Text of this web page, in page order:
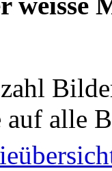
alle